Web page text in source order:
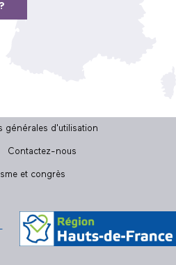
générales d'utilisation
Contactez-nous
et congrès